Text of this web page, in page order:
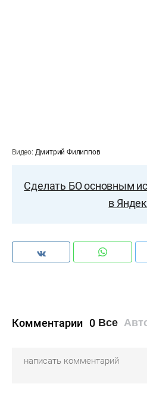
Видео: Дмитрий Филиппов
Сделать БО основным
в
Комментарии 0 Все